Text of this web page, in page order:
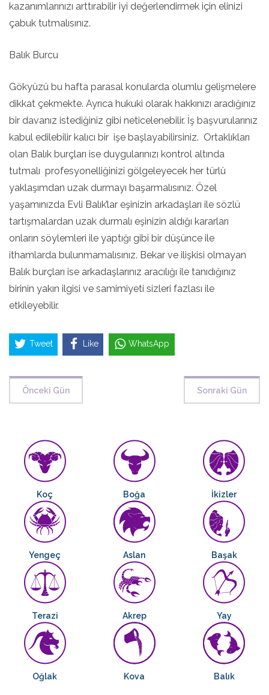
kazanımlarınızı arttırabilir iyi değerlendirmek için elinizi
çabuk tutmalısınız.
Balık Burcu
Gökyüzü bu hafta parasal konularda olumlu gelişmelere
dikkat çekmekte. Ayrıca hukuki olarak hakkınızı aradığınız
bir davanız istediğiniz gibi neticelenebilir. İş başvurularınız
kabul edilebilir kalıcı bir işe başlayabilirsiniz. Ortaklıkları
olan Balık burçları ise duygularınızı kontrol altında
tutmalı profesyonelliğinizi gölgeleyecek her türlü
yaklaşımdan uzak durmayı başarmalısınız. Özel
yaşamınızda Evli Balık’lar eşinizin arkadaşları ile sözlü
tartışmalardan uzak durmalı eşinizin aldığı kararları
onların söylemleri ile yaptığı gibi bir düşünce ile
ithamlarda bulunmamalısınız. Bekar ve ilişkisi olmayan
Balık burçları ise arkadaşlarınız aracılığı ile tanıdığınız
birinin yakın ilgisi ve samimiyeti sizleri fazlası ile
etkileyebilir.
Tweet Like WhatsApp
Önceki Gün Sonraki Gün
Koç Boğa İkizler
Yengeç Aslan Başak
Terazi Akrep Yay
Oğlak Kova Balık